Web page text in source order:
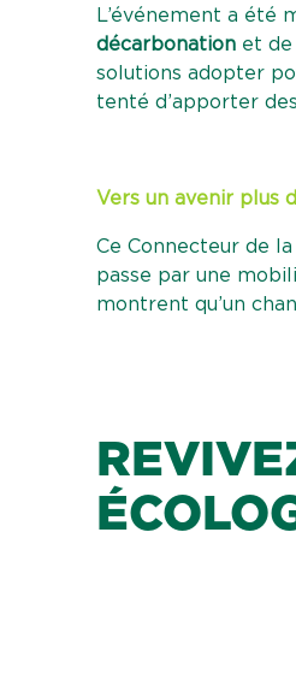
L’événement a été
décarbonation et de
solutions adopter
tenté d’apporter
Vers un avenir plus
Ce Connecteur de
passe par une
montrent qu’un